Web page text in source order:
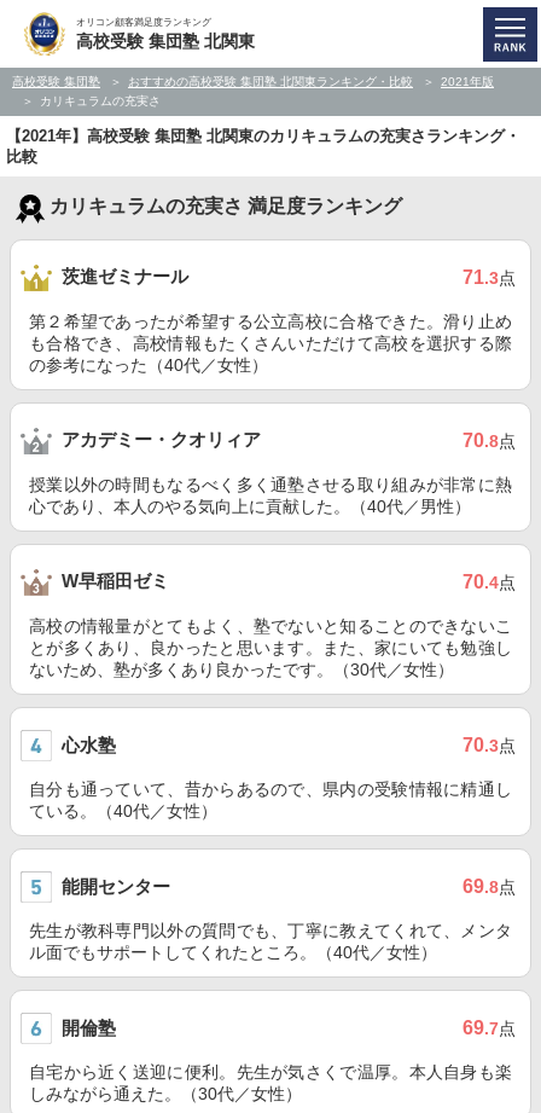
オリコン顧客満足度ランキング
高校受験 集団塾 北関東
高校受験 集団塾 おすすめの高校受験 集団塾 北関東ランキング・比較
2021年版
カリキュラムの充実さ
【2021年】高校受験 集団塾 北関東のカリキュラムの充実さランキング・
比較
カリキュラムの充実さ 満足度ランキング
茨進ゼミナール 71.3点
第２希望であったが希望する公立高校に合格できた。滑り止め
も合格でき、高校情報もたくさんいただけて高校を選択する際
の参考になった（40代／女性）
アカデミー・クオリィア 70.8点
授業以外の時間もなるべく多く通塾させる取り組みが非常に熱
心であり、本人のやる気向上に貢献した。（40代／男性）
W早稲田ゼミ 70.4点
高校の情報量がとてもよく、塾でないと知ることのできないこ
とが多くあり、良かったと思います。また、家にいても勉強し
ないため、塾が多くあり良かったです。（30代／女性）
心水塾 70.3点
自分も通っていて、昔からあるので、県内の受験情報に精通し
ている。（40代／女性）
能開センター 69.8点
先生が教科専門以外の質問でも、丁寧に教えてくれて、メンタ
ル面でもサポートしてくれたところ。（40代／女性）
開倫塾 69.7点
自宅から近く送迎に便利。先生が気さくで温厚。本人自身も楽
しみながら通えた。（30代／女性）